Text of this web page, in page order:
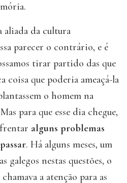
aliada da cultura
parecer o contrário, e é
tirar partido das que
que poderia ameaçá-la
o homem na
para que esse dia chegue,
alguns problemas
. Há alguns meses, um
galegos nestas questões, o
a atenção para as